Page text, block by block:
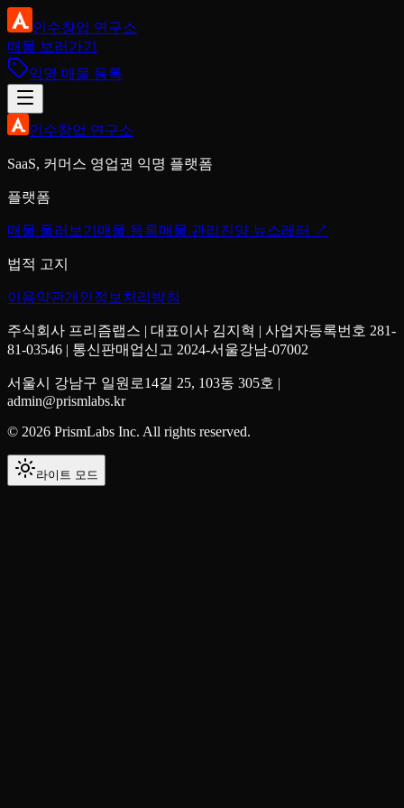
인수창업 연구소
매물 보러가기
익명 매물 등록
인수창업 연구소
SaaS, 커머스 영업권 익명 플랫폼
플랫폼
매물 둘러보기 매물 등록매물 관리 진양 뉴스레터 ↗
법적 고지
이용약관개인정보처리방침
주식회사 프리즘랩스 | 대표이사 김지혁 | 사업자등록번호 281-
81-03546 | 통신판매업신고 2024-서울강남-07002
서울시 강남구 일원로14길 25, 103동 305호 |
admin@prismlabs.kr
© 2026 PrismLabs Inc. All rights reserved.
라이트 모드